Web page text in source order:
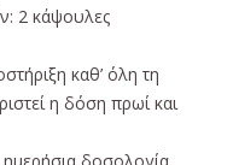
2 κάψουλες
καθ’ όλη τη
η δόση πρωί και